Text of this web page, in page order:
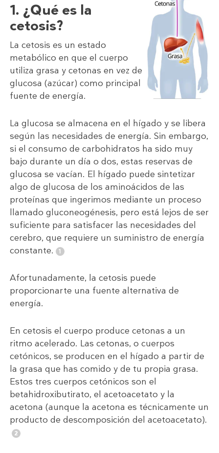
1. ¿Qué es la
cetosis?
La cetosis es un estado
metabólico en que el cuerpo
utiliza grasa y cetonas en vez de
glucosa (azúcar) como principal
fuente de energía.
La glucosa se almacena en el hígado y se libera
según las necesidades de energía. Sin embargo,
si el consumo de carbohidratos ha sido muy
bajo durante un día o dos, estas reservas de
glucosa se vacían. El hígado puede sintetizar
algo de glucosa de los aminoácidos de las
proteínas que ingerimos mediante un proceso
llamado gluconeogénesis, pero está lejos de ser
suficiente para satisfacer las necesidades del
cerebro, que requiere un suministro de energía
constante.
Afortunadamente, la cetosis puede
proporcionarte una fuente alternativa de
energía.
En cetosis el cuerpo produce cetonas a un
ritmo acelerado. Las cetonas, o cuerpos
cetónicos, se producen en el hígado a partir de
la grasa que has comido y de tu propia grasa.
Estos tres cuerpos cetónicos son el
betahidroxibutirato, el acetoacetato y la
acetona (aunque la acetona es técnicamente un
producto de descomposición del acetoacetato).